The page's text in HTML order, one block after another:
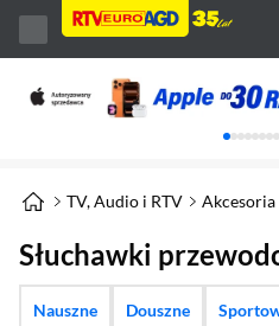
TV, Audio i RTV Akcesoria
Słuchawki
Nauszne Douszne